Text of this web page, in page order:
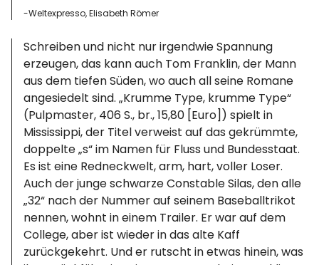
-Weltexpresso, Elisabeth Römer
Schreiben und nicht nur irgendwie Spannung
erzeugen, das kann auch Tom Franklin, der Mann
aus dem tiefen Süden, wo auch all seine Romane
angesiedelt sind. „Krumme Type, krumme Type“
(Pulpmaster, 406 S., br., 15,80 [Euro]) spielt in
Mississippi, der Titel verweist auf das gekrümmte,
doppelte „s“ im Namen für Fluss und Bundesstaat.
Es ist eine Redneckwelt, arm, hart, voller Loser.
Auch der junge schwarze Constable Silas, den alle
„32“ nach der Nummer auf seinem Baseballtrikot
nennen, wohnt in einem Trailer. Er war auf dem
College, aber ist wieder in das alte Kaff
zurückgekehrt. Und er rutscht in etwas hinein, was